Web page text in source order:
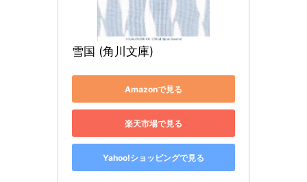
雪国 (角川文庫)
Amazonで見る
楽天市場で見る
Yahoo!ショッピングで見る